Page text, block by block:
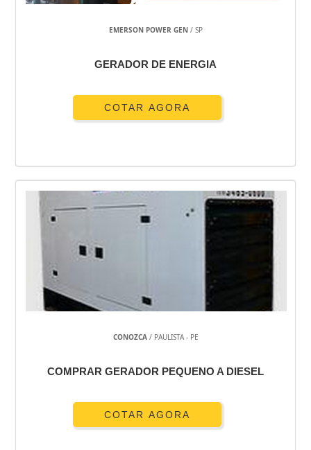
EMERSON POWER GEN/ SP
GERADOR DE ENERGIA
COTAR AGORA
CONOZCA/ PAULISTA - PE
COMPRAR GERADOR PEQUENO A DIESEL
COTAR AGORA